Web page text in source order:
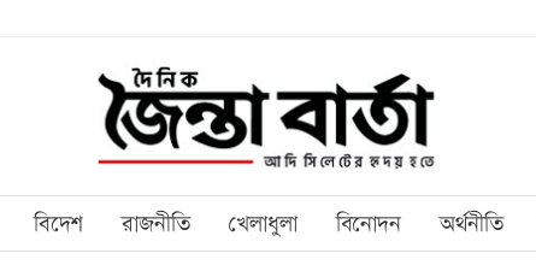
বিদেশ রাজনীতি খেলাধুলা বিনোদন অর্থনীতি